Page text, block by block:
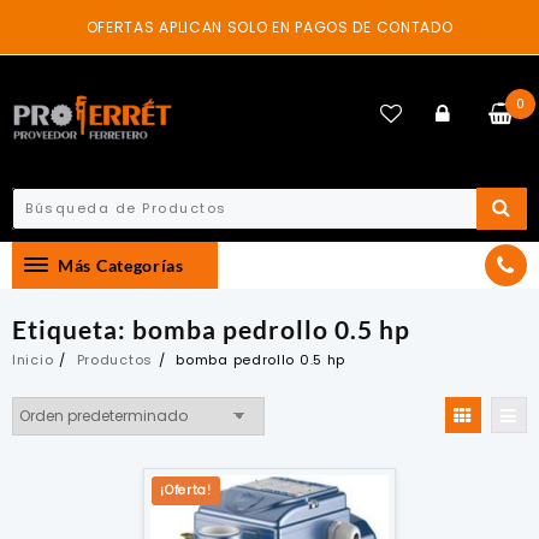
content
OFERTAS APLICAN SOLO EN PAGOS DE CONTADO
0
Más Categorías
Etiqueta: bomba pedrollo 0.5 hp
Inicio Productos bomba pedrollo 0.5 hp
¡Oferta!